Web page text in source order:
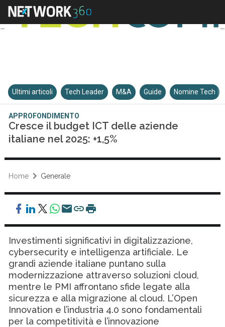
Ultimi articoli Tech Leader M&A Guide Nomine Tech
APPROFONDIMENTO
Cresce il budget ICT delle aziende
italiane nel 2025: +1,5%
Home Generale
Investimenti significativi in digitalizzazione,
cybersecurity e intelligenza artificiale. Le
grandi aziende italiane puntano sulla
modernizzazione attraverso soluzioni cloud,
mentre le PMI affrontano sfide legate alla
sicurezza e alla migrazione al cloud. L’Open
Innovation e l’industria 4.0 sono fondamentali
per la competitività e l’innovazione